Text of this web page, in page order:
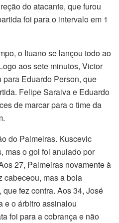
do atacante, que furou
foi para o intervalo em 1
o Ituano se lançou todo ao
aos sete minutos, Victor
Eduardo Person, que
Felipe Saraiva e Eduardo
de marcar para o time da
do Palmeiras. Kuscevic
mas o gol foi anulado por
27, Palmeiras novamente à
cabeceou, mas a bola
fez contra. Aos 34, José
e o árbitro assinalou
foi para a cobrança e não